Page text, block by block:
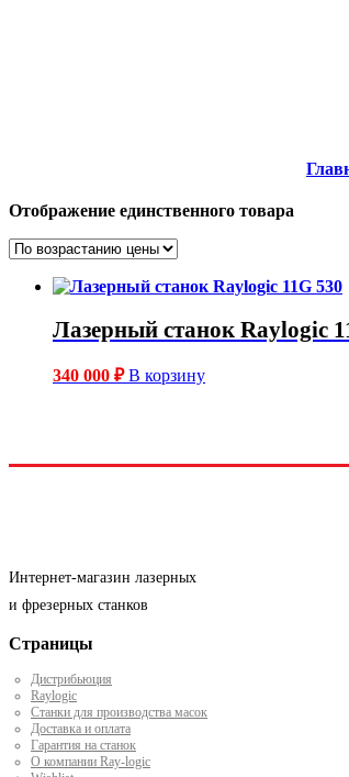
Отображение единственного товара
Лазерный станок Raylogic
340 000 ₽ В корзину
Интернет-магазин лазерных
и фрезерных станков
Страницы
Дистрибьюция
Raylogic
Станки для производства масок
Доставка и оплата
Гарантия на станок
О компании Ray-logic